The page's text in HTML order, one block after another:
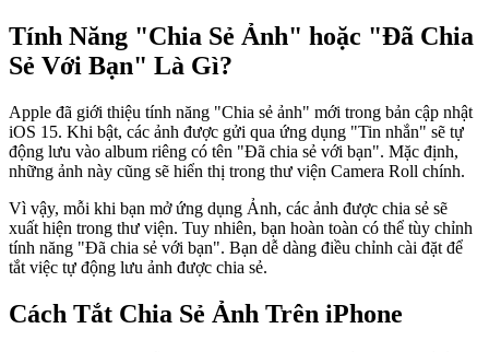
Tính Năng "Chia Sẻ Ảnh" hoặc "Đã Chia
Sẻ Với Bạn" Là Gì?
Apple đã giới thiệu tính năng "Chia sẻ ảnh" mới trong bản cập nhật
iOS 15. Khi bật, các ảnh được gửi qua ứng dụng "Tin nhắn" sẽ tự
động lưu vào album riêng có tên "Đã chia sẻ với bạn". Mặc định,
những ảnh này cũng sẽ hiển thị trong thư viện Camera Roll chính.
Vì vậy, mỗi khi bạn mở ứng dụng Ảnh, các ảnh được chia sẻ sẽ
xuất hiện trong thư viện. Tuy nhiên, bạn hoàn toàn có thể tùy chỉnh
tính năng "Đã chia sẻ với bạn". Bạn dễ dàng điều chỉnh cài đặt để
tắt việc tự động lưu ảnh được chia sẻ.
Cách Tắt Chia Sẻ Ảnh Trên iPhone